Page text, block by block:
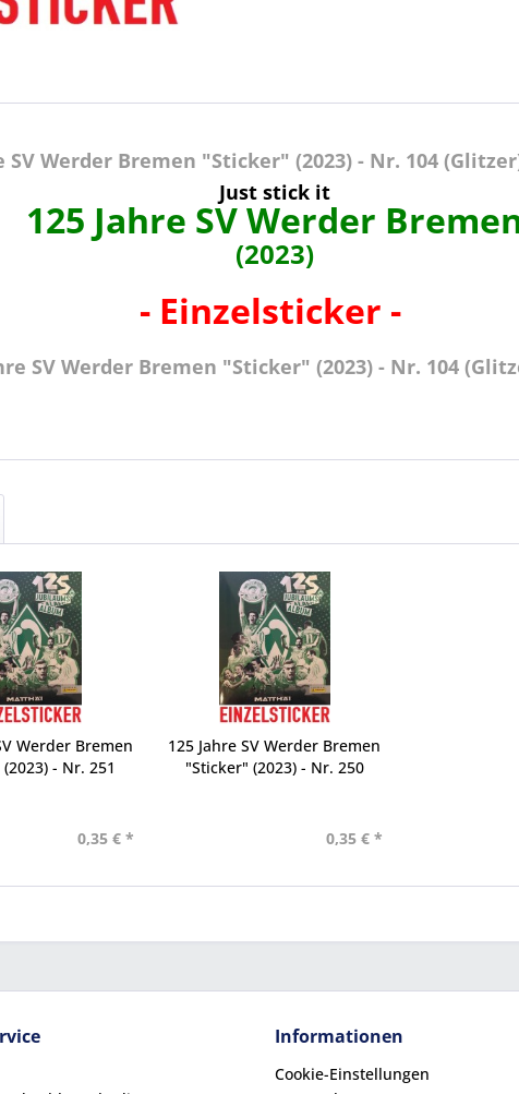
Werder Bremen "Sticker" (2023) - Nr. 104
Just stick it
125 Jahre SV Werder
(2023)
- Einzelsticker -
SV Werder Bremen "Sticker" (2023) - Nr. 104
Werder Bremen
- Nr. 251
0,35 € *
125 Jahre SV Werder Bremen
"Sticker" (2023) - Nr. 250
0,35 € *
Informationen
Cookie-Einstellungen